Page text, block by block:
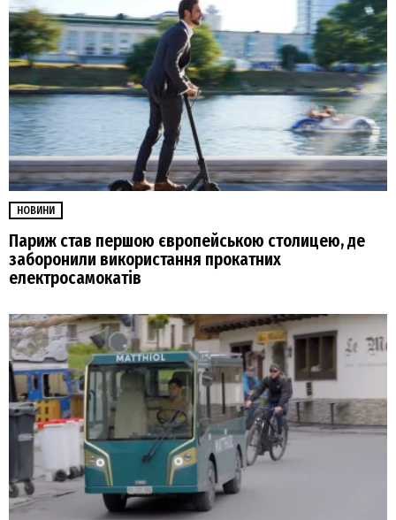
НОВИНИ
Париж став першою європейською столицею, де
заборонили використання прокатних
електросамокатів